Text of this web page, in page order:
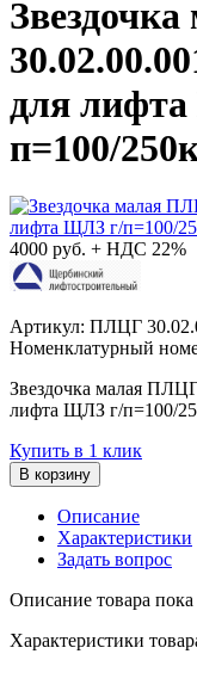
для
п=100/
4000 руб. + НДС 22%
Артикул: ПЛЦГ
Номенклатурный
Звездочка малая
лифта ЩЛЗ г/п=100/
Купить в 1 клик
В корзину
Описание
Характеристики
Задать вопрос
Описание товара
Характеристики